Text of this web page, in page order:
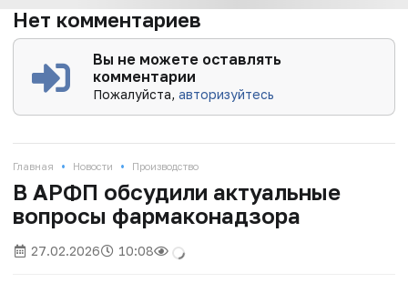
Нет комментариев
Вы не можете оставлять
комментарии
Пожалуйста,авторизуйтесь
Главная • Новости • Производство
В АРФП обсудили актуальные
вопросы фармаконадзора
27.02.2026 10:08